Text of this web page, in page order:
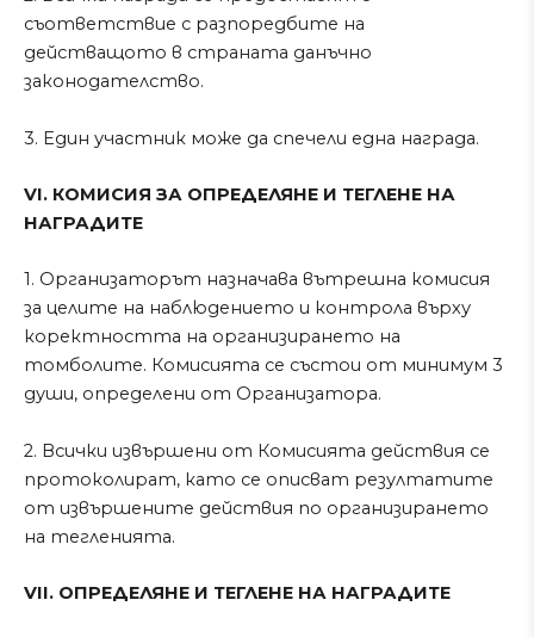
съответствие с разпоредбите на
действащото в страната данъчно
законодателство.
3. Един участник може да спечели една награда.
VI. КОМИСИЯ ЗА ОПРЕДЕЛЯНЕ И ТЕГЛЕНЕ НА
НАГРАДИТЕ
1. Организаторът назначава вътрешна комисия
за целите на наблюдението и контрола върху
коректността на организирането на
томболите. Комисията се състои от минимум 3
души, определени от Организатора.
2. Всички извършени от Комисията действия се
протоколират, като се описват резултатите
от извършените действия по организирането
на тегленията.
VII. ОПРЕДЕЛЯНЕ И ТЕГЛЕНЕ НА НАГРАДИТЕ